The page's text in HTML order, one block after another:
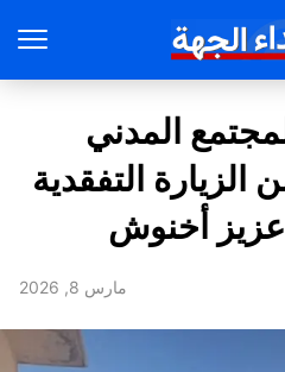
المدني
التفقدية
أخنوش
مارس 8, 2026